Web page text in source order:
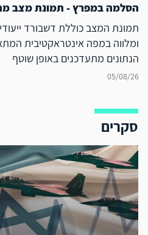
הסלמה במפרץ - תמונת מצב
תמונת המצב כוללת דשבורד
ומלווה במפה אינטראקטיבית
הנתונים מתעדכנים באופן שוטף
05/08/26
סקרים